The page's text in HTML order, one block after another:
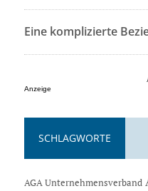
Eine komplizierte
Anzeige
SCHLAGWORTE
AGA Unternehmensverband